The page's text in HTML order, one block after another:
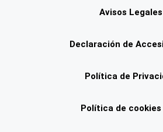
Avisos Legales
Declaración de
Política de
Política de cookies